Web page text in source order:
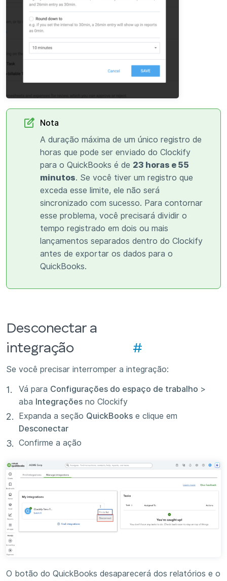
Nota
A duração máxima de um único registro de
horas que pode ser enviado do Clockify
para o QuickBooks é de 23 horas e 55
minutos. Se você tiver um registro que
exceda esse limite, ele não será
sincronizado com sucesso. Para contornar
esse problema, você precisará dividir o
tempo registrado em dois ou mais
lançamentos separados dentro do Clockify
antes de exportar os dados para o
QuickBooks.
Desconectar a
integração #
Se você precisar interromper a integração:
Vá para Configurações do espaço de trabalho >
aba Integrações no Clockify
Expanda a seção QuickBooks e clique em
Desconectar
Confirme a ação
O botão do QuickBooks desaparecerá dos relatórios e o